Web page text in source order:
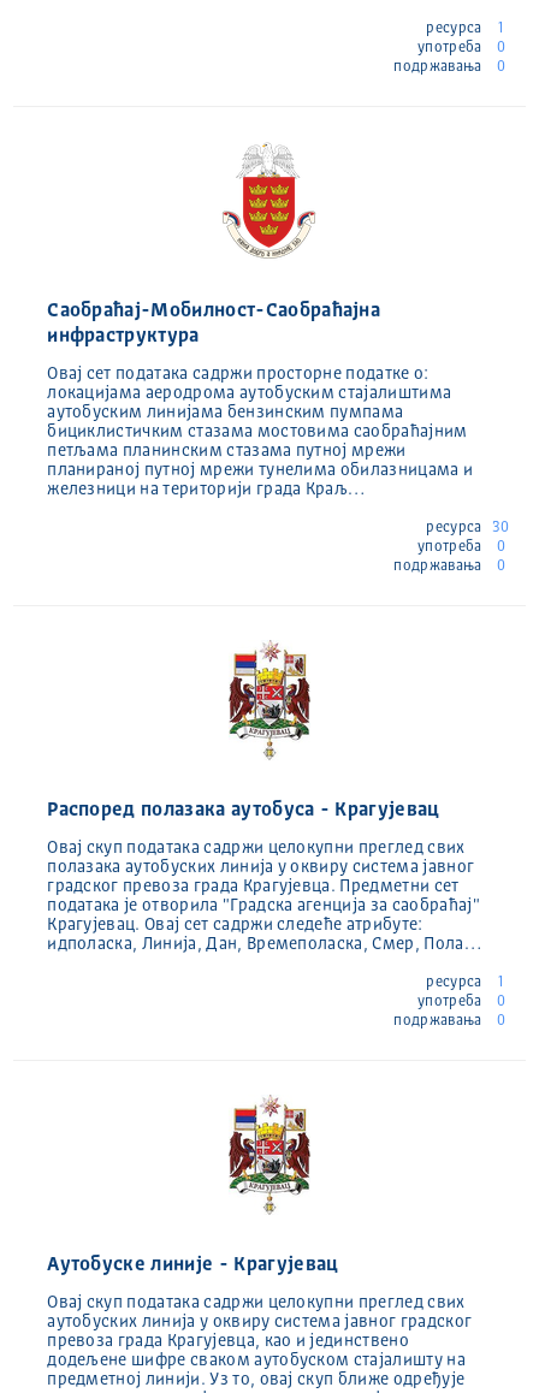
ресурса
1
употреба
0
подржавања
0
Саобраћај-Мобилност-Саобраћајна
инфраструктура
Овај сет података садржи просторне податке о:
локацијама аеродрома аутобуским стајалиштима
аутобуским линијама бензинским пумпама
бициклистичким стазама мостовима саобраћајним
петљама планинским стазама путној мрежи
планираној путној мрежи тунелима обилазницама и
железници на територији града Краљ…
ресурса
30
употреба
0
подржавања
0
Распоред полазака аутобуса - Крагујевац
Овај скуп података садржи целокупни преглед свих
полазака аутобуских линија у оквиру система јавног
градског превоза града Крагујевца. Предметни сет
података је отворила "Градска агенција за саобраћај"
Крагујевац. Овај сет садржи следеће атрибуте:
идполаска, Линија, Дан, Времеполаска, Смер, Пола…
ресурса
1
употреба
0
подржавања
0
Аутобуске линије - Крагујевац
Овај скуп података садржи целокупни преглед свих
аутобуских линија у оквиру система јавног градског
превоза града Крагујевца, као и јединствено
додељене шифре сваком аутобуском стајалишту на
предметној линији. Уз то, овај скуп ближе одређује